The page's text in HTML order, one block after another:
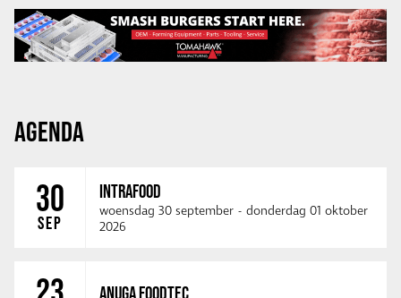
AGENDA
30
SEP
INTRAFOOD
woensdag 30 september - donderdag 01 oktober
2026
ANUGA FOODTEC